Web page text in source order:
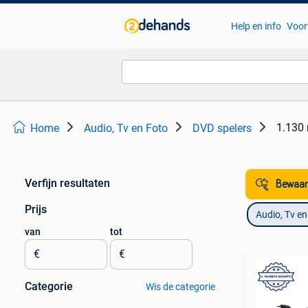
Help en info
Home Audio, Tv en Foto DVD spelers 1.130
Verfijn resultaten
Prijs
van
€
tot
€
Categorie Wis de categorie
Audio, Tv